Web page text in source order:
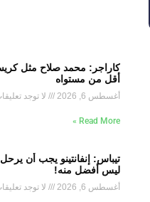
كاراجر: محمد صلاح مثل
أقل من مستواه
أغسطس 6, 2026 لا توجد
Read More »
تيباس: إنفانتينو يجب أن
ليس أفضل منه!
أغسطس 6, 2026 لا توجد